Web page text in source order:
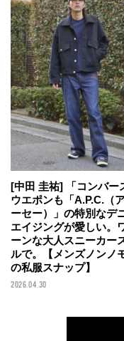
[中田 圭祐] 「コンバー
ウエポンも「A.P.C.（
ーセー）」の特別なデ
エイジングが愛しい。
ーンな大人スニーカー
ルで。【メンズノンノ
の私服スナップ】
2026.04.30